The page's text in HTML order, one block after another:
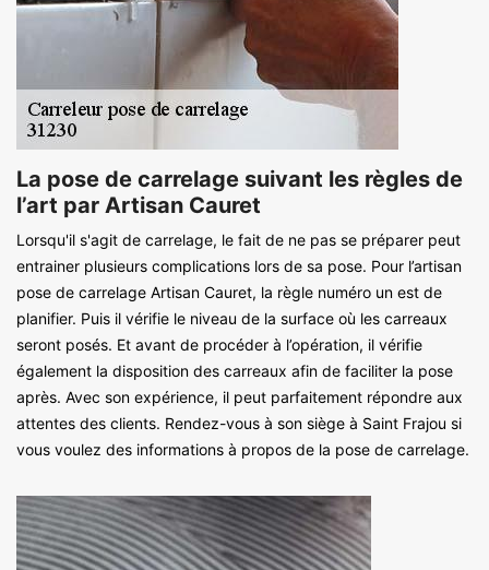
La pose de carrelage suivant les règles de
l’art par Artisan Cauret
Lorsqu'il s'agit de carrelage, le fait de ne pas se préparer peut
entrainer plusieurs complications lors de sa pose. Pour l’artisan
pose de carrelage Artisan Cauret, la règle numéro un est de
planifier. Puis il vérifie le niveau de la surface où les carreaux
seront posés. Et avant de procéder à l’opération, il vérifie
également la disposition des carreaux afin de faciliter la pose
après. Avec son expérience, il peut parfaitement répondre aux
attentes des clients. Rendez-vous à son siège à Saint Frajou si
vous voulez des informations à propos de la pose de carrelage.